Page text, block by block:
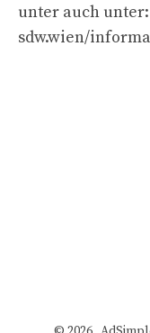
unter auch unter:
sdw.wien/